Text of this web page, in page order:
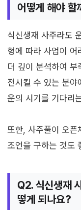
어떻게 해야 할
식신생재 사주라도
형에 따라 사업이 어
더 깊이 분석하여
전시킬 수 있는 분
운의 시기를 기다리
또한, 사주풀이 오픈
조언을 구하는 것도
Q2. 식신생재
떻게 되나요?